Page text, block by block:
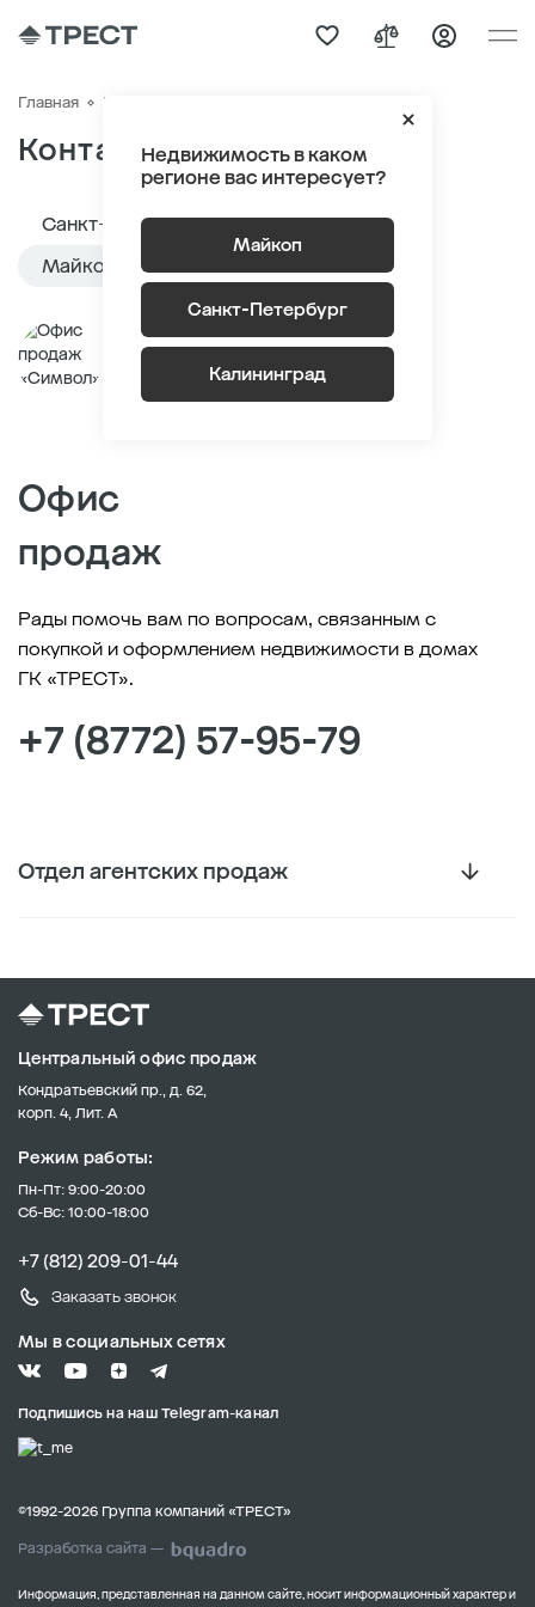
Недвижимость в каком
регионе вас интересует?
Майкоп
Санкт-Петербург
Калининград
Главная Контакты
Контакты
Санкт-Петербург
Калининград
Майкоп
Офис продаж «Символ»
Майкоп, ул. Победы / ул. Некрасова
Офис
продаж
Рады помочь вам по вопросам, связанным с
покупкой и оформлением недвижимости в домах
ГК «ТРЕСТ».
+7 (8772) 57-95-79
Отдел агентских продаж
Майкоп, ул. Победы / ул. Некрасова
Пн-Пт 9:00 - 18:00
Центральный офис продаж
Кондратьевский пр., д. 62,
корп. 4, Лит. А
Режим работы:
Пн-Пт: 9:00-20:00
Сб-Вс: 10:00-18:00
+7 (812) 209-01-44
Заказать звонок
Мы в социальных сетях
Подпишись на наш Telegram-канал
©1992-2026 Группа компаний «ТРЕСТ»
Разработка сайта —
Информация, представленная на данном сайте, носит информационный характер и